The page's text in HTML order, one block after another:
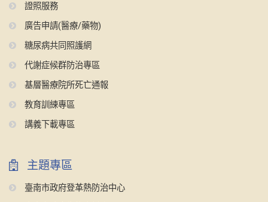
證照服務
廣告申請(醫療/藥物)
糖尿病共同照護網
代謝症候群防治專區
基層醫療院所死亡通報
教育訓練專區
講義下載專區
主題專區
臺南市政府登革熱防治中心